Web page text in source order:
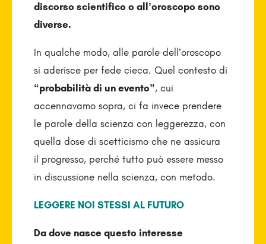
discorso scientifico o all’oroscopo sono
diverse.
In qualche modo, alle parole dell’oroscopo
si aderisce per fede cieca. Quel contesto di
“probabilità di un evento”, cui
accennavamo sopra, ci fa invece prendere
le parole della scienza con leggerezza, con
quella dose di scetticismo che ne assicura
il progresso, perché tutto può essere messo
in discussione nella scienza, con metodo.
LEGGERE NOI STESSI AL FUTURO
Da dove nasce questo interesse